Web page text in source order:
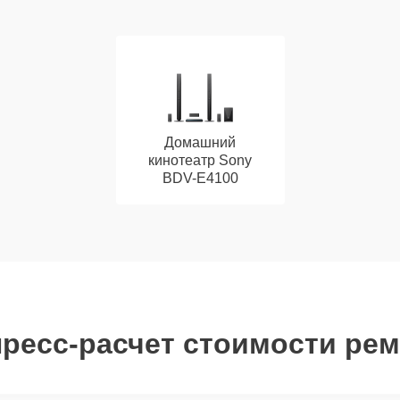
Домашний
кинотеатр Sony
BDV-E4100
расчет стоимости